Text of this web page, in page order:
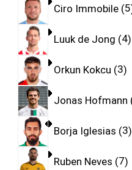
Ciro Immobile 5
Luuk de Jong 4
Orkun Kokcu 3
Jonas Hofmann
Borja Iglesias 3
Ruben Neves 7